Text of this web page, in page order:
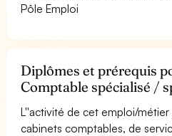
Pôle Emploi
Diplômes et prérequis
Comptable spécialisé /
L''activité de cet emploi/métier
cabinets comptables, de